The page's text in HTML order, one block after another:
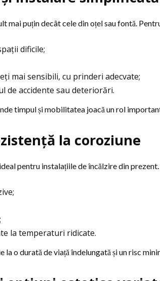
mai puțin decât cele din oțel sau fontă.
dificile;
mai sensibili, cu prinderi adecvate;
de accidente sau deteriorări.
timpul și mobilitatea joacă un rol
la coroziune
pentru instalațiile de încălzire din
la temperaturi ridicate.
o durată de viață îndelungată și un risc